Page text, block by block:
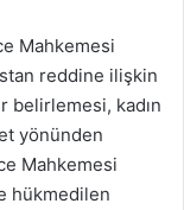
Mahkemesi
reddine ilişkin
belirlemesi, kadın
yönünden
Mahkemesi
hükmedilen